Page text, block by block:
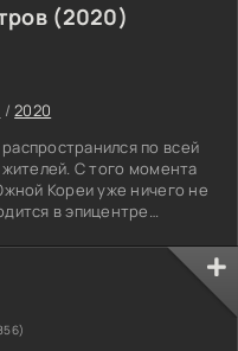
(2020)
/2020
по всей
С того момента
Кореи уже ничего не
в эпицентре
в ходячих
К счастью, остались и
в заброшенных
невзирая на